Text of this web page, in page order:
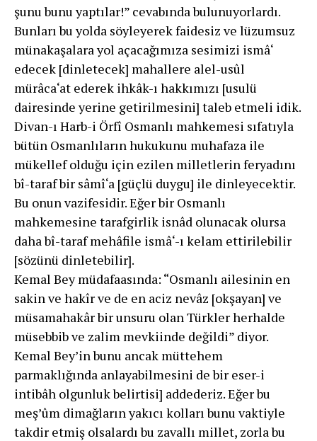
şunu bunu yaptılar!” cevabında bulunuyorlardı.
Bunları bu yolda söyleyerek faidesiz ve lüzumsuz
münakaşalara yol açacağımıza sesimizi ismâ‘
edecek [dinletecek] mahallere alel-usûl
mürâca‘at ederek ihkâk-ı hakkımızı [usulü
dairesinde yerine getirilmesini] taleb etmeli idik.
Divan-ı Harb-i Örfî Osmanlı mahkemesi sıfatıyla
bütün Osmanlıların hukukunu muhafaza ile
mükellef olduğu için ezilen milletlerin feryadını
bî-taraf bir sâmî‘a [güçlü duygu] ile dinleyecektir.
Bu onun vazifesidir. Eğer bir Osmanlı
mahkemesine tarafgirlik isnâd olunacak olursa
daha bî-taraf mehâfile ismâ‘-ı kelam ettirilebilir
[sözünü dinletebilir].
Kemal Bey müdafaasında: “Osmanlı ailesinin en
sakin ve hakîr ve de en aciz nevâz [okşayan] ve
müsamahakâr bir unsuru olan Türkler herhalde
müsebbib ve zalim mevkiinde değildi” diyor.
Kemal Bey’in bunu ancak müttehem
parmaklığında anlayabilmesini de bir eser-i
intibâh olgunluk belirtisi] addederiz. Eğer bu
meşʼûm dimağların yakıcı kolları bunu vaktiyle
takdir etmiş olsalardı bu zavallı millet, zorla bu